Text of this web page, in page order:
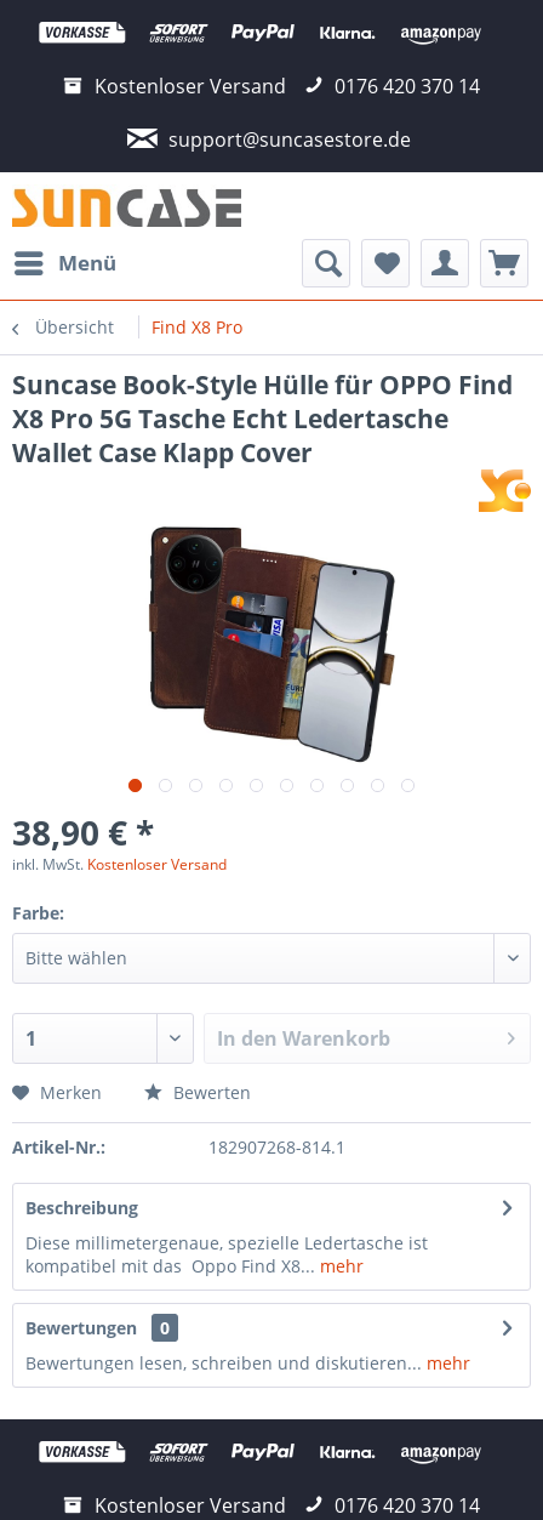
Kostenloser Versand
0176 420 370 14
support@suncasestore.de
Menü
Übersicht Find X8 Pro
Suncase Book-Style Hülle für OPPO Find
X8 Pro 5G Tasche Echt Ledertasche
Wallet Case Klapp Cover
38,90 € *
inkl. MwSt. Kostenloser Versand
Farbe:
In den Warenkorb
Merken Bewerten
Artikel-Nr.: 182907268-814.1
Beschreibung
Diese millimetergenaue, spezielle Ledertasche ist
kompatibel mit das Oppo Find X8... mehr
Bewertungen
0
Bewertungen lesen, schreiben und diskutieren... mehr
Kostenloser Versand
0176 420 370 14